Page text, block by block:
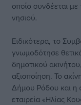
οποίο συνδέεται
νησιού.
Ειδικότερα, το
γνωμοδότησε
δημοτικού
αξιοποίηση. Το
Δήμου Ρόδου και η
εταιρεία «Ηλίας